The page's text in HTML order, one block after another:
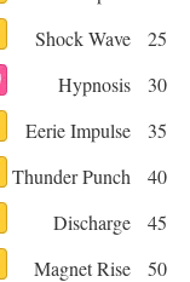
25
Shock Wave
30
Hypnosis
35
Eerie Impulse
40
Thunder Punch
45
Discharge
50
Magnet Rise